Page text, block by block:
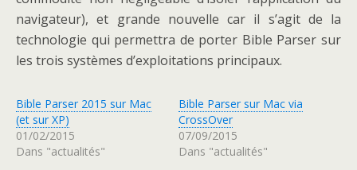
navigateur), et grande nouvelle car il s’agit de la
technologie qui permettra de porter Bible Parser sur
les trois systèmes d’exploitations principaux.
Bible Parser 2015 sur Mac
(et sur XP)
01/02/2015
Dans "actualités"
Bible Parser sur Mac via
CrossOver
07/09/2015
Dans "actualités"